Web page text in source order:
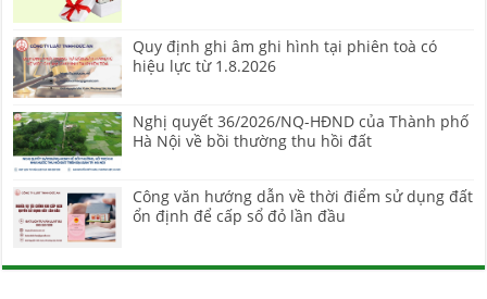
Quy định ghi âm ghi hình tại phiên toà có
hiệu lực từ 1.8.2026
Nghị quyết 36/2026/NQ-HĐND của Thành phố
Hà Nội về bồi thường thu hồi đất
Công văn hướng dẫn về thời điểm sử dụng đất
ổn định để cấp sổ đỏ lần đầu